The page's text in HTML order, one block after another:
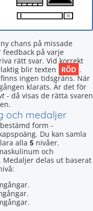
chans på missade
på varje
rätt svar. Vid korrekt
blir texten RÖD .
ingen tidsgräns. När
klarats. Är det för
- då visas de rätta svaren
och medaljer
form -
Du kan samla
alla 5 nivåer.
och
delas ut baserat